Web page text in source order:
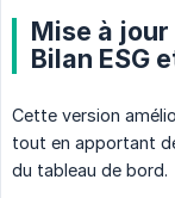
Mise à
Bilan ESG
Cette version
tout en apportant
du tableau de bord.